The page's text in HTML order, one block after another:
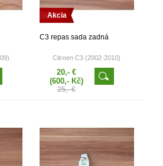
Akcia
C3 repas sada zadná
Citroen C3 (2002-2010)
20,- €
(600,- Kč)
25,- €